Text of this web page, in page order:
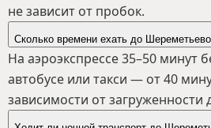
не зависит от пробок.
Сколько времени ехать до
На аэроэкспрессе 35–50 минут
автобусе или такси — от 40
зависимости от загруженности